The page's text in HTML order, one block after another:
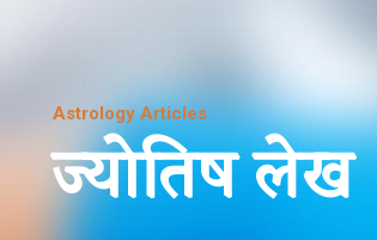
Astrology Articles
ज्योतिष लेख